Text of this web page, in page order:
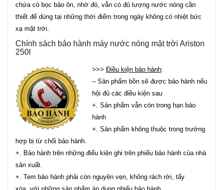
chứa có bọc bảo ôn, nhờ đó, vẫn có đủ lượng nước nóng cần
thiết để dùng tại những thời điểm trong ngày không có nhiệt bức
xạ mặt trời.
Chính sách bảo hành máy nước nóng mặt trời Ariston
250l
>>> Điều kiện bảo hành:
– Sản phẩm bồn sẽ được bảo hành nếu
hội đủ các điều kiện sau
+. Sản phẩm vẫn còn trong hạn bảo
hành
+. Sản phẩm không thuộc trong trường
hợp bị từ chối bảo hành.
+. Bảo hành trên những điểu kiện ghi trên phiếu bảo hành của nhà
sản xuất.
+. Tem bảo hành phải còn nguyên vẹn, không rách rời, tẩy